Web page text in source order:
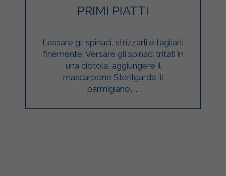
PRIMI PIATTI
Lessare gli spinaci, strizzarli e tagliarli
finemente. Versare gli spinaci tritati in
una ciotola, aggiungere il
mascarpone Sterilgarda, il
parmigiano, ...